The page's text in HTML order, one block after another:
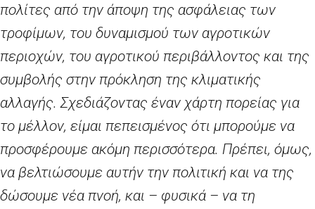
πολίτες από την άποψη της ασφάλειας των
τροφίμων, του δυναμισμού των αγροτικών
περιοχών, του αγροτικού περιβάλλοντος και της
συμβολής στην πρόκληση της κλιματικής
αλλαγής. Σχεδιάζοντας έναν χάρτη πορείας για
το μέλλον, είμαι πεπεισμένος ότι μπορούμε να
προσφέρουμε ακόμη περισσότερα. Πρέπει, όμως,
να βελτιώσουμε αυτήν την πολιτική και να της
δώσουμε νέα πνοή, και – φυσικά – να τη